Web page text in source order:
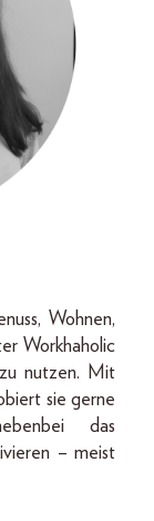
Wohnen,
Workhaholic
nutzen. Mit
sie gerne
das
– meist